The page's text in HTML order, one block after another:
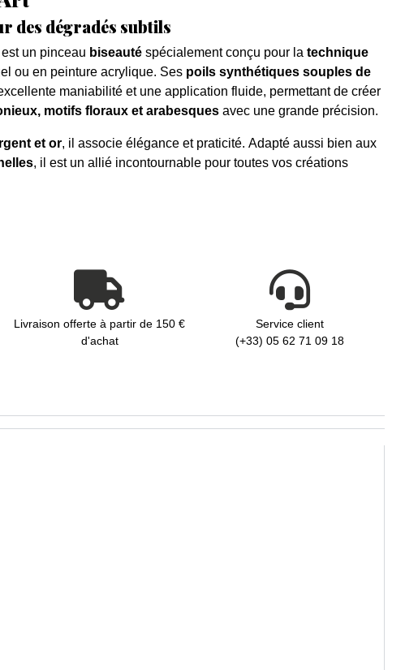
des dégradés subtils
un pinceau biseautéspécialement conçu pour la technique
ou en peinture acrylique. Ses poils synthétiques souples de
maniabilité et une application fluide, permettant de créer
motifs floraux et arabesquesavec une grande précision.
et or, il associe élégance et praticité. Adapté aussi bien aux
, il est un allié incontournable pour toutes vos créations
Livraison offerte à partir de 150 €
d'achat
Service client
(+33) 05 62 71 09 18